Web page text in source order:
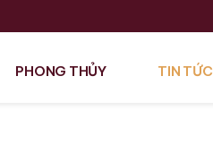
PHONG THỦY TIN TỨC